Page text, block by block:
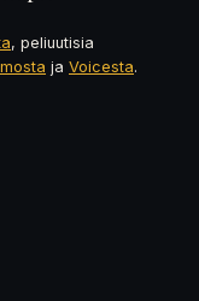
, peliuutisia
ja Voicesta.